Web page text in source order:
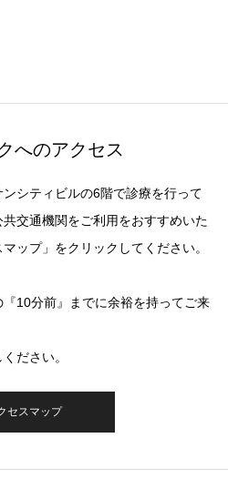
へのアクセス
シティビルの6階で診療を行って
交通機関をご利用をおすすめいた
ップ」をクリックしてください。
10分前』までに余裕を持ってご来
ださい。
セスマップ